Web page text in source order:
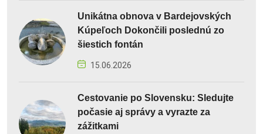
Unikátna obnova v Bardejovských
Kúpeľoch Dokončili poslednú zo
šiestich fontán
15.06.2026
Cestovanie po Slovensku: Sledujte
počasie aj správy a vyrazte za
zážitkami